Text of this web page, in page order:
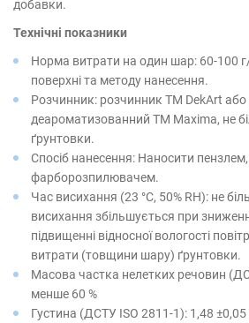
добавки.
Технічні показники
Норма витрати на один шар: 60-100
поверхні та методу нанесення.
Розчинник: розчинник ТМ DekArt або
деароматизованний ТМ Maxima, не
ґрунтовки.
Спосіб нанесення: Наносити
фарборозпилювачем.
Час висихання (23 °С, 50% RH): не
висихання збільшується при
підвищенні відносної вологості
витрати (товщини шару) ґрунтовки.
Масова частка нелетких речовин
менше 60 %
Густина (ДСТУ ISO 2811-1): 1,48